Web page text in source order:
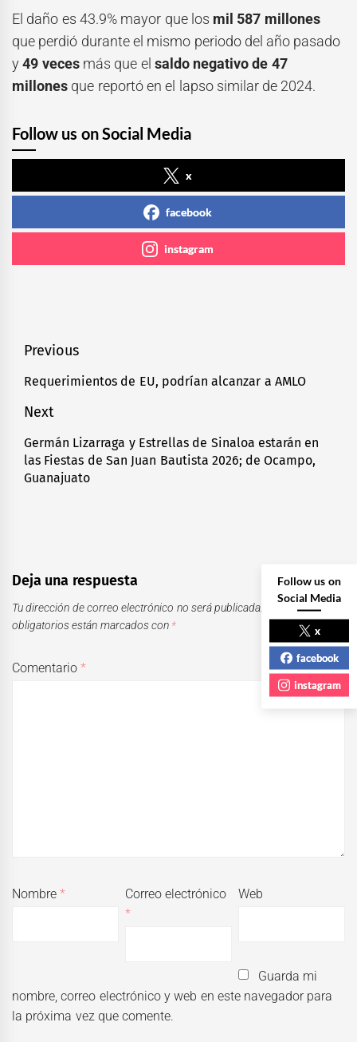
El daño es 43.9% mayor que los mil 587 millones
que perdió durante el mismo periodo del año pasado
y49 vecesmás que el saldo negativo de 47
millones que reportó en el lapso similar de 2024.
Follow us on Social Media
x
facebook
instagram
Navegación
de
entradas
Previous
Previous
Requerimientos de EU, podrían alcanzar a AMLO
Next
Next
post:
Germán Lizarraga y Estrellas de Sinaloa estarán en
las Fiestas de San Juan Bautista 2026; de Ocampo,
Guanajuato
Deja una respuesta
Tu dirección de correo electrónico no será publicada.
Los campos
obligatorios están marcados con *
Comentario*
Nombre*
Correo electrónico
*
Web
Guarda mi
nombre, correo electrónico y web en este navegador para
la próxima vez que comente.
Follow us on
Social Media
x
facebook
instagram